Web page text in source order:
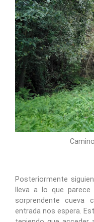
Posteriormente
lleva a lo que
sorprendente cueva
entrada nos espera.